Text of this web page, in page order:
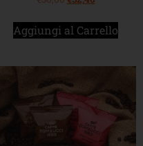
Aggiungi al Carrello